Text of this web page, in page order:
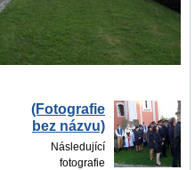
(Fotografie
bez názvu)
Následující
fotografie